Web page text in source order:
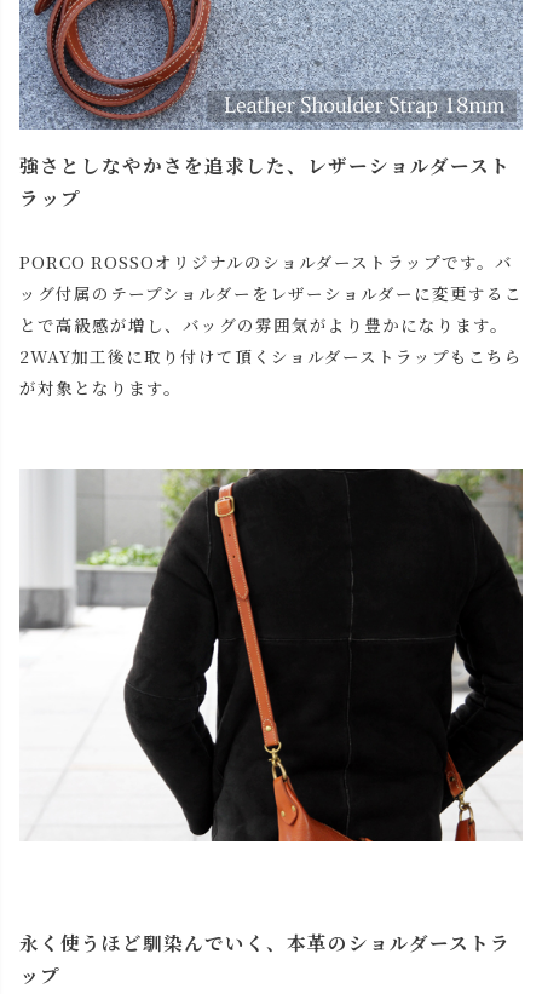
強さとしなやかさを追求した、レザーショルダースト
ラップ
PORCO ROSSOオリジナルのショルダーストラップです。バ
ッグ付属のテープショルダーをレザーショルダーに変更するこ
とで高級感が増し、バッグの雰囲気がより豊かになります。
2WAY加工後に取り付けて頂くショルダーストラップもこちら
が対象となります。
永く使うほど馴染んでいく、本革のショルダーストラ
ップ